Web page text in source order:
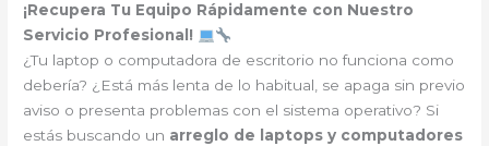
¡Recupera Tu Equipo Rápidamente con Nuestro
Servicio Profesional!
¿Tu laptop o computadora de escritorio no funciona como
debería? ¿Está más lenta de lo habitual, se apaga sin previo
aviso o presenta problemas con el sistema operativo? Si
estás buscando un arreglo de laptops y computadores